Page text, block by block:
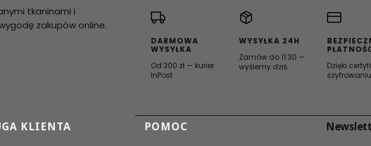
tkaninami i
zakupów online.
DARMOWA
WYSYŁKA
Od 300 zł — kurier
InPost
WYSYŁKA 24H
Zamów do 11:30 —
wyślemy dziś
Dzięki
szyfrowaniu
KLIENTA POMOC